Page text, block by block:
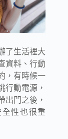
了生活裡大
資料、行動
，有時候一
行動電源，
出門之後，
性也很重